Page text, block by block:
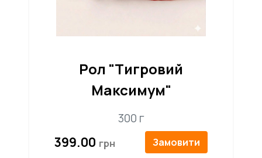
Рол "Тигровий
Максимум"
300 г
399.00 Замовити